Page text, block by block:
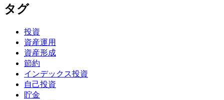
タグ
投資
資産運用
資産形成
節約
インデックス投資
自己投資
貯金